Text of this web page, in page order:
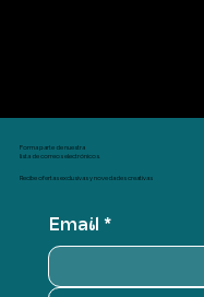
Forma parte de nuestra
lista de correos electrónicos.
Recibe ofertas exclusivas y novedades creativas
Email *